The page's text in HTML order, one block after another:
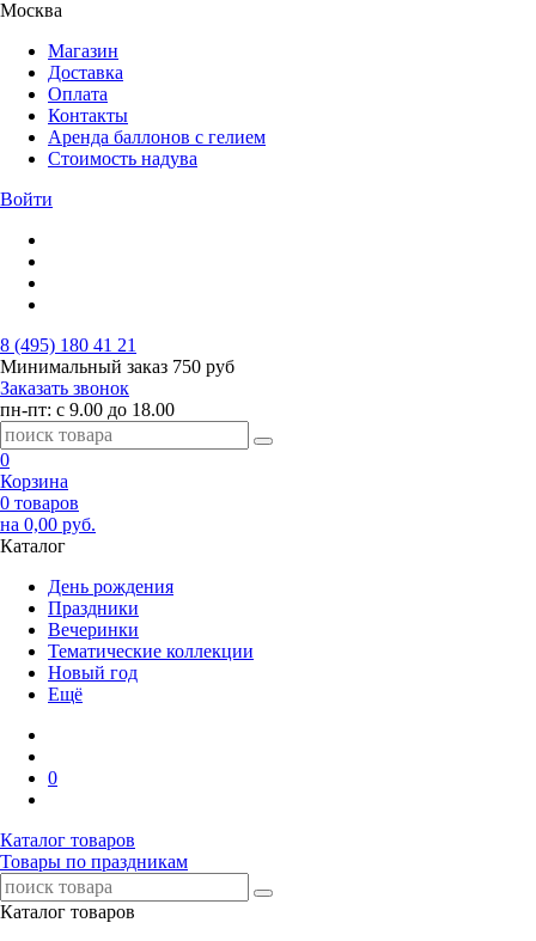
Москва
Магазин
Доставка
Оплата
Контакты
Аренда баллонов с гелием
Стоимость надува
Войти
8 (495) 180 41 21
Минимальный заказ 750 руб
Заказать звонок
пн-пт: с 9.00 до 18.00
0
Корзина
0 товаров
на 0,00 руб.
Каталог
День рождения
Праздники
Вечеринки
Тематические коллекции
Новый год
Ещё
0
Каталог товаров
Товары по праздникам
Каталог товаров